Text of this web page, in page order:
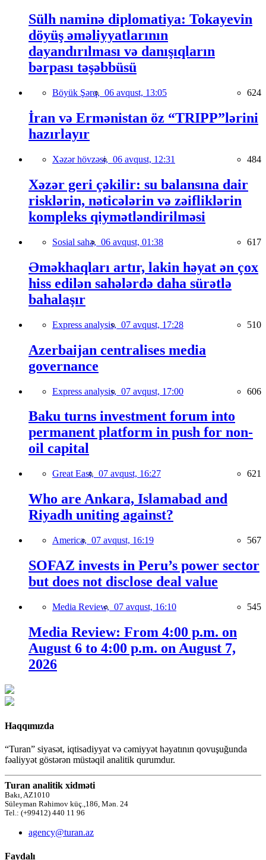
Sülh naminə diplomatiya: Tokayevin
döyüş əməliyyatlarının
dayandırılması və danışıqların
bərpası təşəbbüsü
Böyük Şərq, 06 avqust, 13:05 624
İran və Ermənistan öz “TRIPP”lərini
hazırlayır
Xəzər hövzəsi, 06 avqust, 12:31 484
Xəzər geri çəkilir: su balansına dair
risklərin, nəticələrin və zəifliklərin
kompleks qiymətləndirilməsi
Sosial sahə, 06 avqust, 01:38 617
Əməkhaqları artır, lakin həyat ən çox
hiss edilən sahələrdə daha sürətlə
bahalaşır
Express analysis, 07 avqust, 17:28 510
Azerbaijan centralises media
governance
Express analysis, 07 avqust, 17:00 606
Baku turns investment forum into
permanent platform in push for non-
oil capital
Great East, 07 avqust, 16:27 621
Who are Ankara, Islamabad and
Riyadh uniting against?
America, 07 avqust, 16:19 567
SOFAZ invests in Peru’s power sector
but does not disclose deal value
Media Review, 07 avqust, 16:10 545
Media Review: From 4:00 p.m. on
August 6 to 4:00 p.m. on August 7,
2026
Haqqımızda
“Turan” siyasət, iqtisadiyyat və cəmiyyət həyatının qovuşuğunda
fəaliyyət göstərən müstəqil analitik qurumdur.
Turan analitik xidməti
Bakı, AZ1010
Süleyman Rəhimov küç.,186, Mən. 24
Tel.: (+99412) 440 11 96
agency@turan.az
Faydalı